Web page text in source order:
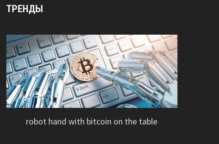
ТРЕНДЫ
robot hand with bitcoin on the table